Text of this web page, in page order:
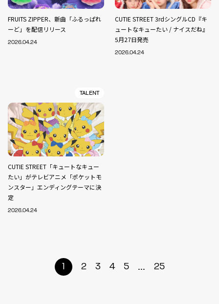
FRUITS ZIPPER、新曲「ふるっぱれ
ーど」を配信リリース
2026.04.24
CUTIE STREET 3rdシングルCD『キ
ュートなキューたい / ナイスだね』
5月27日発売
2026.04.24
TALENT
CUTIE STREET「キュートなキュー
たい」がテレビアニメ「ポケットモ
ンスター」エンディングテーマに決
定
2026.04.24
1 2 3 4 5 ... 25